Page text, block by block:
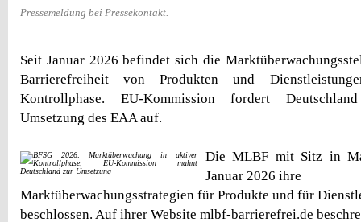
Pressemeldung bei Pressekontakt.
Seit Januar 2026 befindet sich die
Barrierefreiheit von Produkten und
Kontrollphase. EU-Kommission fordert
Umsetzung des EAA auf.
Die MLBF mit Sitz in
Januar 2026 ihre
Marktüberwachungsstrategien für Produkte und für
beschlossen. Auf ihrer Website mlbf-barrierefrei.de